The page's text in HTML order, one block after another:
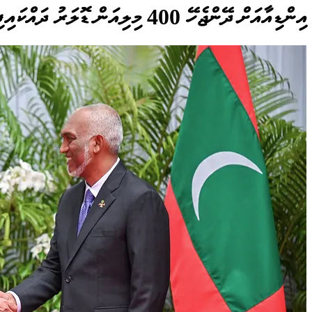
އިންޑިއާއަށް ދޭންޖެހޭ 400 މިލިއަން ޑޮލަރު ދައްކައިފި، އިތުރު 30 ބިލިއަން ރުޕީސް ރާއްޖެއަށް ދެނީ